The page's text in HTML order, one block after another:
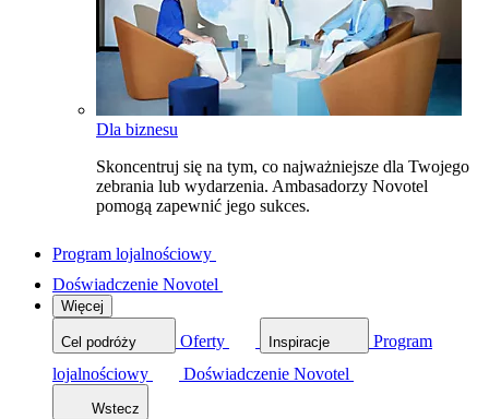
Dla biznesu
Skoncentruj się na tym, co najważniejsze dla Twojego
zebrania lub wydarzenia. Ambasadorzy Novotel
pomogą zapewnić jego sukces.
Program lojalnościowy
Doświadczenie Novotel
Więcej
Cel podróży Oferty Inspiracje
Program
lojalnościowy
Doświadczenie Novotel
Wstecz